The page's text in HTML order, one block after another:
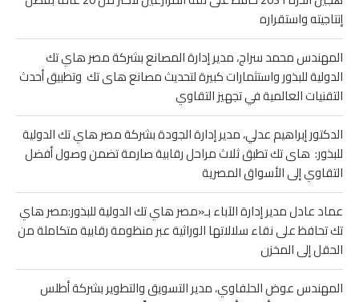
إنتاجيته واستقراره
المهندس محمد سراج، مدير إدارة المصانع بشركة مصر هاي تك
الدولية للبذور واستثمارات كبيرة لتحديث مصانع هاى تك وتطبيق أحدث
التقنيات العالمية في تجهيز التقاوي
الدكتور إبراهيم عدلي، مدير إدارة الجودة بشركة مصر هاي تك الدولية
للبذور: هاى تك تطبق ثلاث مراحل رقابية صارمة تضمن وصول أفضل
التقاوي إلى الأسواق المصرية
عماد عادل مدير إدارة الآباء بـ«مصر هاي تك الدولية للبذور:مصر هاي
تك تحافظ على نقاء سلالاتها الوراثية عبر منظومة رقابية متكاملة من
الحقل إلى المخزن
المهندس عوض الحلفاوي، مدير التسويق والتطوير بشركة أطلس